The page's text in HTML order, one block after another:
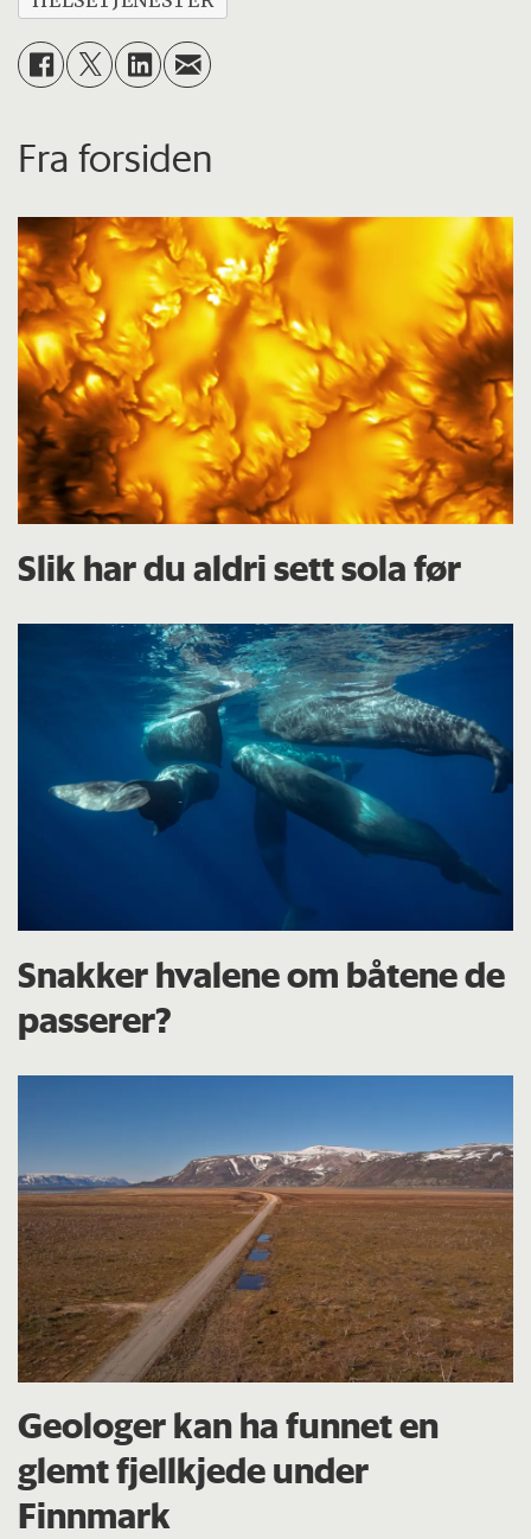
Fra forsiden
Slik har du aldri sett sola før
Snakker hvalene om båtene de
passerer?
Geologer kan ha funnet en
glemt fjellkjede under
Finnmark